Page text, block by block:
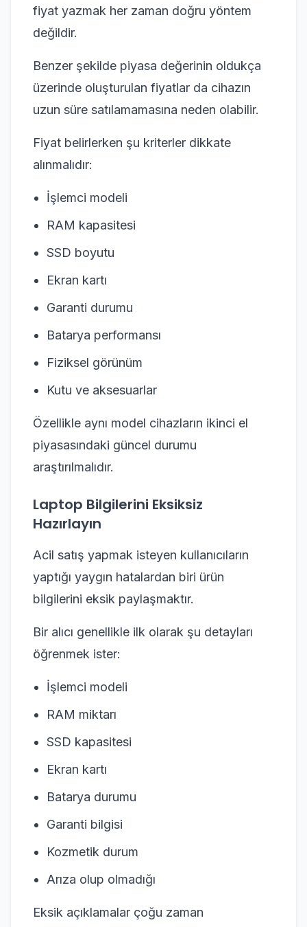
fiyat yazmak her zaman doğru yöntem
değildir.
Benzer şekilde piyasa değerinin oldukça
üzerinde oluşturulan fiyatlar da cihazın
uzun süre satılamamasına neden olabilir.
Fiyat belirlerken şu kriterler dikkate
alınmalıdır:
İşlemci modeli
RAM kapasitesi
SSD boyutu
Ekran kartı
Garanti durumu
Batarya performansı
Fiziksel görünüm
Kutu ve aksesuarlar
Özellikle aynı model cihazların ikinci el
piyasasındaki güncel durumu
araştırılmalıdır.
Laptop Bilgilerini Eksiksiz
Hazırlayın
Acil satış yapmak isteyen kullanıcıların
yaptığı yaygın hatalardan biri ürün
bilgilerini eksik paylaşmaktır.
Bir alıcı genellikle ilk olarak şu detayları
öğrenmek ister:
İşlemci modeli
RAM miktarı
SSD kapasitesi
Ekran kartı
Batarya durumu
Garanti bilgisi
Kozmetik durum
Arıza olup olmadığı
Eksik açıklamalar çoğu zaman